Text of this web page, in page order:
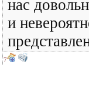
нас
и
7